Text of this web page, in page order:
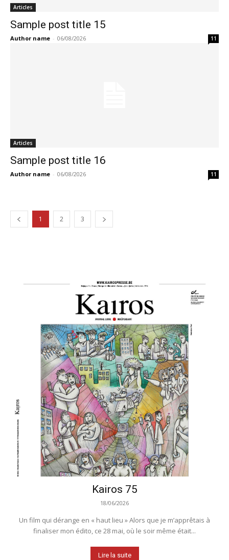
Articles
Sample post title 15
Author name - 06/08/2026 11
Articles
Sample post title 16
Author name - 06/08/2026 11
1 2 3
Kairos 75
18/06/2026
Un film qui dérange en « haut lieu » Alors que je m’apprêtais à
finaliser mon édito, ce 28 mai, où le soir même était...
Lire la suite